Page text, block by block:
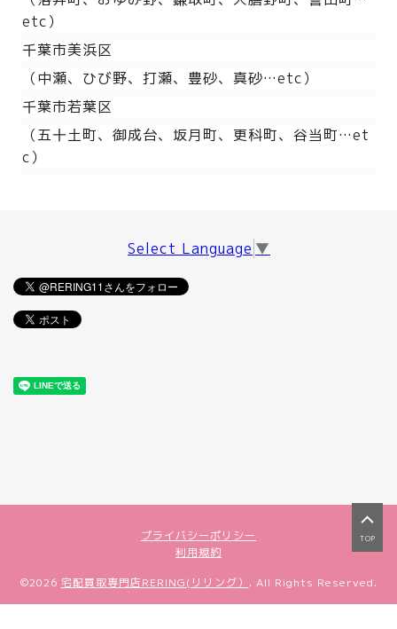
etc）
千葉市美浜区
（中瀬、ひび野、打瀬、豊砂、真砂…etc）
千葉市若葉区
（五十土町、御成台、坂月町、更科町、谷当町…et
c）
Select Language ▼
プライバシーポリシー
利用規約
TOP
©2026 宅配買取専門店RERING(リリング） . All Rights Reserved.